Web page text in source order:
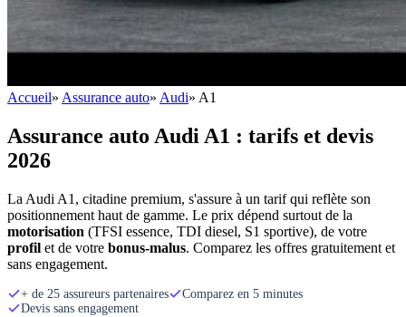
Accueil» Assurance auto» Audi» A1
Assurance auto Audi A1 : tarifs et devis
2026
La Audi A1, citadine premium, s'assure à un tarif qui reflète son
positionnement haut de gamme. Le prix dépend surtout de la
motorisation (TFSI essence, TDI diesel, S1 sportive), de votre
profil et de votre bonus-malus. Comparez les offres gratuitement et
sans engagement.
+ de 25 assureurs partenaires
Comparez en 5 minutes
Devis sans engagement